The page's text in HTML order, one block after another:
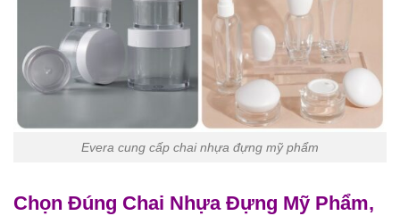
Evera cung cấp chai nhựa đựng mỹ phẩm
Chọn Đúng Chai Nhựa Đựng Mỹ Phẩm,